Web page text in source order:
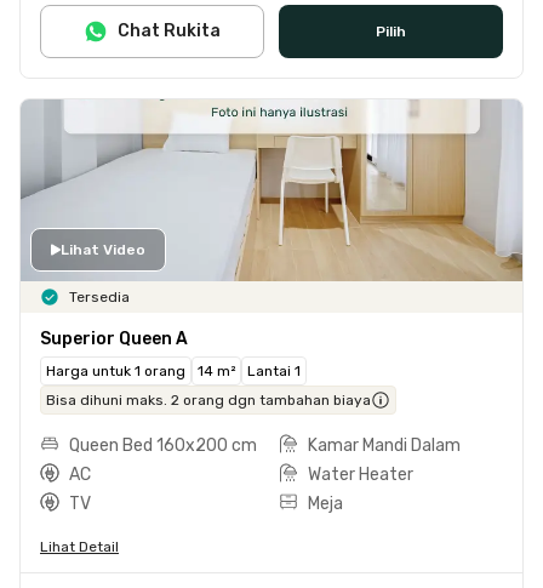
Pilih
Chat Rukita
Lihat Video
Tersedia
Superior Queen A
Harga untuk 1 orang 14 m²
Lantai 1
Bisa dihuni maks. 2 orang dgn tambahan biaya
Queen Bed 160x200 cm
Kamar Mandi Dalam
AC
Water Heater
TV
Meja
Lihat Detail